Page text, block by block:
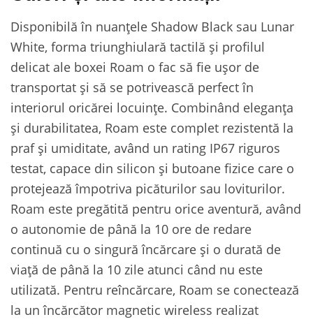
Disponibilă în nuanțele Shadow Black sau Lunar
White, forma triunghiulară tactilă și profilul
delicat ale boxei Roam o fac să fie ușor de
transportat și să se potrivească perfect în
interiorul oricărei locuințe. Combinând eleganța
și durabilitatea, Roam este complet rezistentă la
praf și umiditate, având un rating IP67 riguros
testat, capace din silicon și butoane fizice care o
protejează împotriva picăturilor sau loviturilor.
Roam este pregătită pentru orice aventură, având
o autonomie de până la 10 ore de redare
continuă cu o singură încărcare și o durată de
viață de până la 10 zile atunci când nu este
utilizată. Pentru reîncărcare, Roam se conectează
la un încărcător magnetic wireless realizat